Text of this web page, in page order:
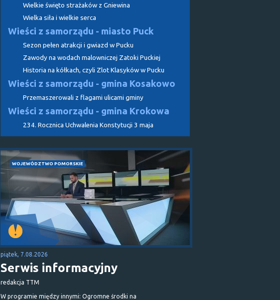
Wielkie święto strażaków z Gniewina
Wielka siła i wielkie serca
Wieści z samorządu - miasto Puck
Sezon pełen atrakcji i gwiazd w Pucku
Zawody na wodach malowniczej Zatoki Puckiej
Historia na kółkach, czyli Zlot Klasyków w Pucku
Wieści z samorządu - gmina Kosakowo
Przemaszerowali z flagami ulicami gminy
Wieści z samorządu - gmina Krokowa
234. Rocznica Uchwalenia Konstytucji 3 maja
WOJEWÓDZTWO POMORSKIE
piątek, 7.08.2026
Serwis informacyjny
redakcja TTM
W programie między innymi: Ogromne środki na